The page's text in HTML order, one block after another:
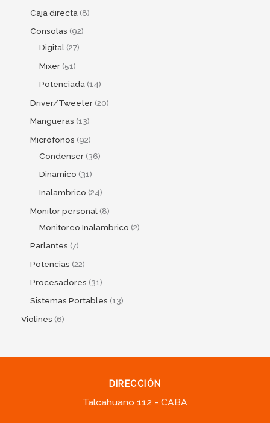
Caja directa 8
Consolas 92
Digital 27
Mixer 51
Potenciada 14
Driver/Tweeter 20
Mangueras 13
Micrófonos 92
Condenser 36
Dinamico 31
Inalambrico 24
Monitor personal 8
Monitoreo Inalambrico 2
Parlantes 7
Potencias 22
Procesadores 31
Sistemas Portables 13
Violines 6
DIRECCIÓN
Talcahuano 112 - CABA